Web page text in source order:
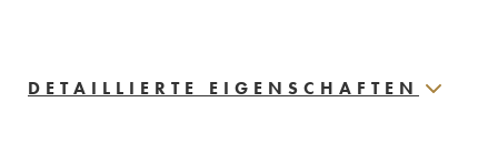
DETAILLIERTE EIGENSCHAFTEN